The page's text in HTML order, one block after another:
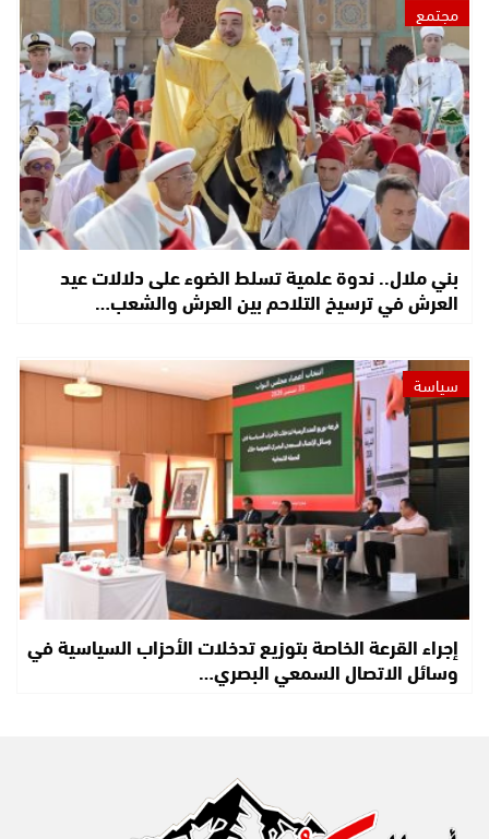
مجتمع
بني ملال.. ندوة علمية تسلط الضوء على دلالات عيد
العرش في ترسيخ التلاحم بين العرش والشعب…
سياسة
إجراء القرعة الخاصة بتوزيع تدخلات الأحزاب السياسية في
وسائل الاتصال السمعي البصري…